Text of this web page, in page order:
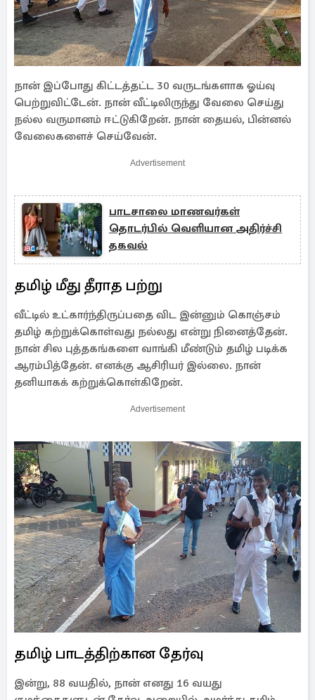
நான் இப்போது கிட்டத்தட்ட 30 வருடங்களாக ஓய்வு
பெற்றுவிட்டேன். நான் வீட்டிலிருந்து வேலை செய்து
நல்ல வருமானம் ஈட்டுகிறேன். நான் தையல், பின்னல்
வேலைகளைச் செய்வேன்.
Advertisement
பாடசாலை மாணவர்கள்
தொடர்பில் வெளியான அதிர்ச்சி
தகவல்
தமிழ் மீது தீராத பற்று
வீட்டில் உட்கார்ந்திருப்பதை விட இன்னும் கொஞ்சம்
தமிழ் கற்றுக்கொள்வது நல்லது என்று நினைத்தேன்.
நான் சில புத்தகங்களை வாங்கி மீண்டும் தமிழ் படிக்க
ஆரம்பித்தேன். எனக்கு ஆசிரியர் இல்லை. நான்
தனியாகக் கற்றுக்கொள்கிறேன்.
Advertisement
தமிழ் பாடத்திற்கான தேர்வு
இன்று, 88 வயதில், நான் எனது 16 வயது